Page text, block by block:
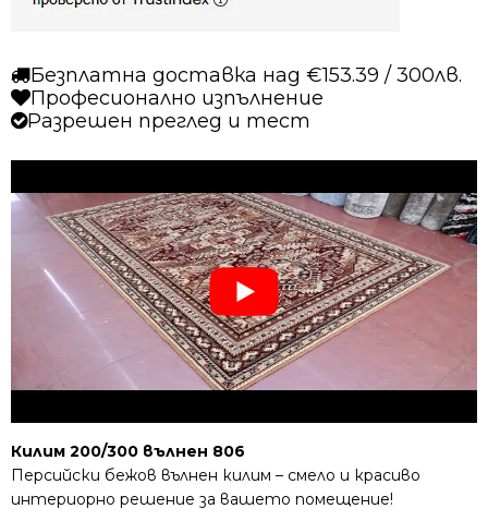
Безплатна доставка над €153.39 / 300лв.
Професионално изпълнение
Разрешен преглед и тест
Килим 200/300 вълнен 806
Персийски бежов вълнен килим – смело и красиво
интериорно решение за вашето помещение!